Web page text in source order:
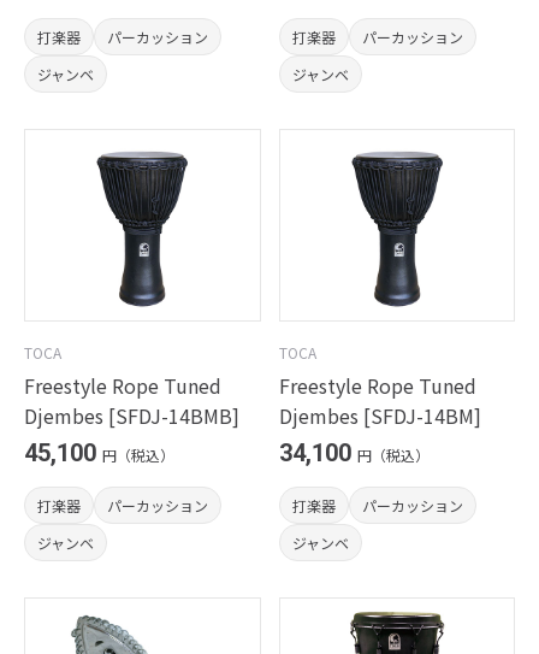
打楽器
パーカッション
ジャンベ
打楽器
パーカッション
ジャンベ
TOCA
Freestyle Rope Tuned
Djembes [SFDJ-14BMB]
45,100 円（税込）
打楽器
パーカッション
ジャンベ
TOCA
Freestyle Rope Tuned
Djembes [SFDJ-14BM]
34,100 円（税込）
打楽器
パーカッション
ジャンベ